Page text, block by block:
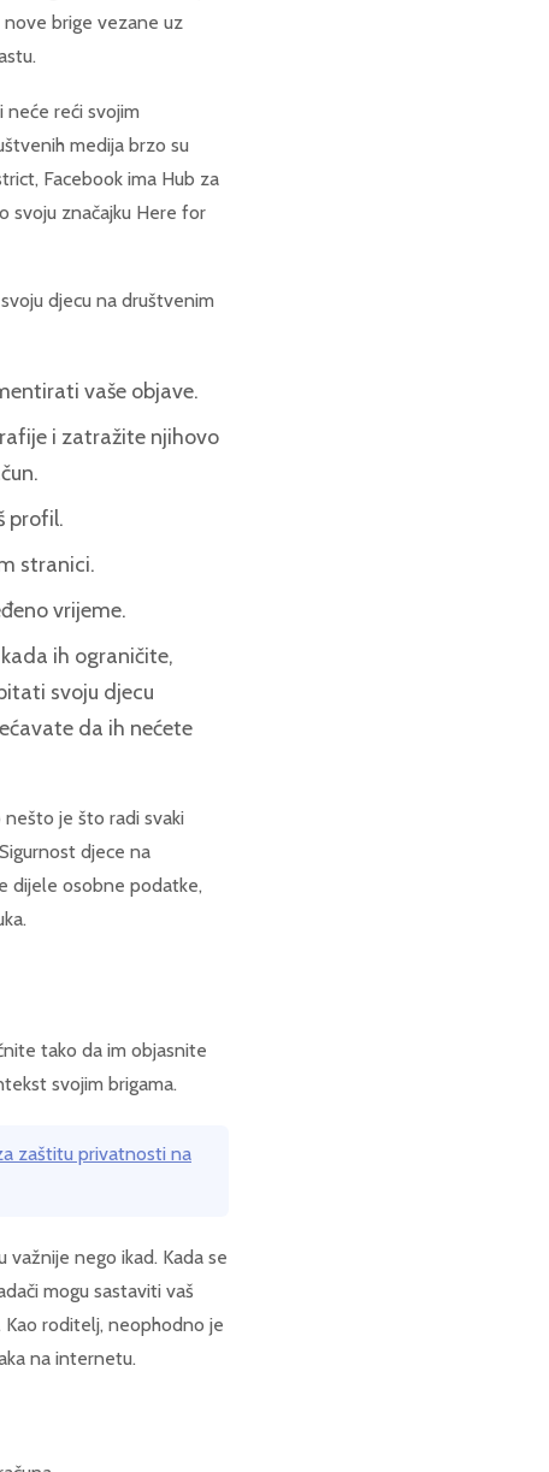
brige vezane uz
neće reći svojim
medija brzo su
Facebook ima Hub za
svoju značajku Here for
djecu na društvenim
vaše objave.
i zatražite njihovo
profil.
stranici.
vrijeme.
ih ograničite,
svoju djecu
da ih nećete
je što radi svaki
djece na
dijele osobne podatke,
tako da im objasnite
svojim brigama.
zaštitu privatnosti na
nego ikad. Kada se
mogu sastaviti vaš
roditelj, neophodno je
na internetu.